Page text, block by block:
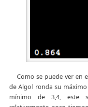
Como se puede ver en
de Algol ronda su
mínimo de 3,4, este